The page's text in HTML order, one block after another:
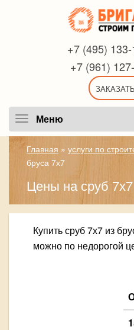
+7 (495)
+7 (961)
Меню
Главная » услуги по
бруса 7х7
Цены на сруб
Купить сруб 7х7 из
можно по недорогой